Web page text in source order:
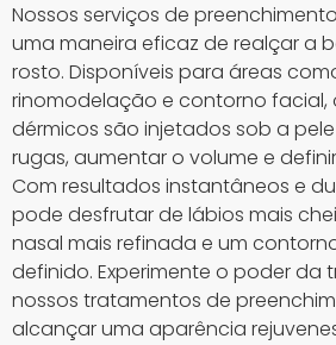
Nossos serviços de
uma maneira eficaz de realçar a
rosto. Disponíveis para áreas
rinomodelação e contorno facial,
dérmicos são injetados sob a
rugas, aumentar o volume e
Com resultados instantâneos e
pode desfrutar de lábios mais
nasal mais refinada e um
definido. Experimente o poder da
nossos tratamentos de
alcançar uma aparência